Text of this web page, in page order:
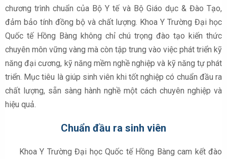
chương trình chuẩn của Bộ Y tế và Bộ Giáo dục & Đào Tạo,
đảm bảo tính đồng bộ và chất lượng. Khoa Y Trường Đại học
Quốc tế Hồng Bàng không chỉ chú trọng đào tạo kiến thức
chuyên môn vững vàng mà còn tập trung vào việc phát triển kỹ
năng đại cương, kỹ năng mềm nghề nghiệp và kỹ năng tự phát
triển. Mục tiêu là giúp sinh viên khi tốt nghiệp có chuẩn đầu ra
chất lượng, sẵn sàng hành nghề một cách chuyên nghiệp và
hiệu quả.
Chuẩn đầu ra sinh viên
Khoa Y Trường Đại học Quốc tế Hồng Bàng cam kết đào